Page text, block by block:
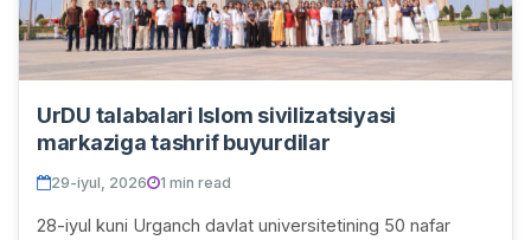
UrDU talabalari Islom sivilizatsiyasi
markaziga tashrif buyurdilar
29-iyul, 2026 1 min read
28-iyul kuni Urganch davlat universitetining 50 nafar